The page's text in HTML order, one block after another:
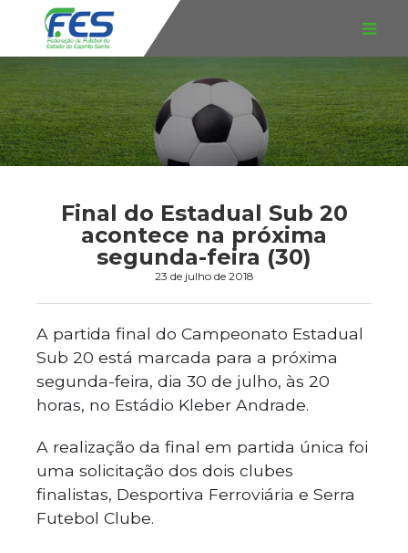
Final do Estadual Sub 20
acontece na próxima
segunda-feira (30)
23 de julho de 2018
A partida final do Campeonato Estadual
Sub 20 está marcada para a próxima
segunda-feira, dia 30 de julho, às 20
horas, no Estádio Kleber Andrade.
A realização da final em partida única foi
uma solicitação dos dois clubes
finalistas, Desportiva Ferroviária e Serra
Futebol Clube.